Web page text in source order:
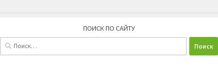
ПОИСК ПО САЙТУ